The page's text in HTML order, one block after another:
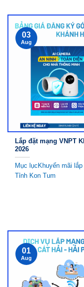
Lắp đặt mạng VNPT
2026
Mục lụcKhuyến mãi
Tỉnh Kon Tum
03
Aug
01
Aug